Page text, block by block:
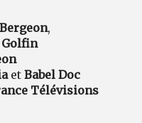
,
Golfin
etBabel Doc
Télévisions